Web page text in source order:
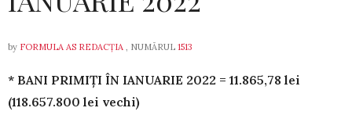
by FORMULA AS REDACȚIA , NUMĂRUL 1513
* BANI PRIMIȚI ÎN IANUARIE 2022 = 11.865,78 lei
(118.657.800 lei vechi)